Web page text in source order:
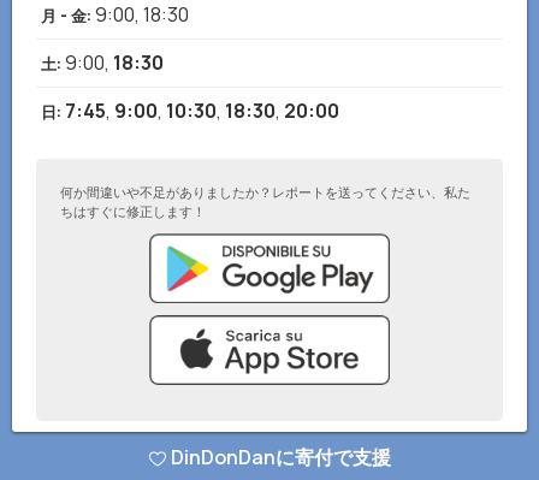
月 - 金: 9:00, 18:30
土: 9:00, 18:30
日: 7:45, 9:00, 10:30, 18:30, 20:00
何か間違いや不足がありましたか？レポートを送ってください、私た
ちはすぐに修正します！
© DinDonDanアプリ 2026–プライバシーポリシー–ウェブサイトに追加
DinDonDanに寄付で支援